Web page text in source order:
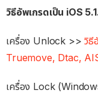
วิธีอัพเกรดเป็น iOS
เครื่อง Unlock >>วิธี
Truemove, Dtac,
เครื่อง Lock